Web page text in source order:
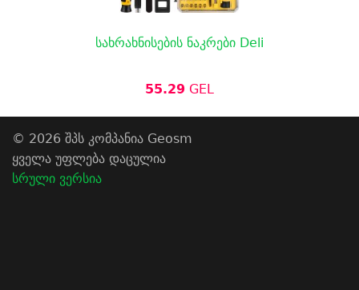
სახრახნისების ნაკრები Deli
55.29 GEL
© 2026 შპს კომპანია Geosm
ყველა უფლება დაცულია
სრული ვერსია